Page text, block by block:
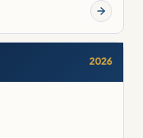
2026